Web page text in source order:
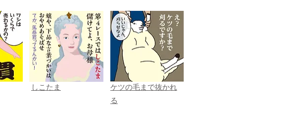
しこたま
ケツの毛まで抜かれ
る